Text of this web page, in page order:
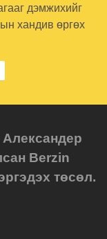
дэмжихийг
хандив өргөх
Berzin
төсөл.